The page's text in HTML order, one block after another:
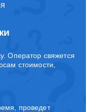
Оператор свяжется
стоимости,
проведет